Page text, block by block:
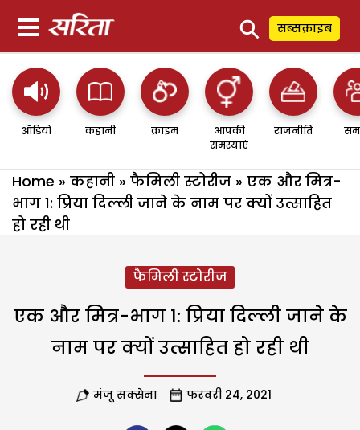
⚲ सब्सक्राइब
ऑडियो कहानी क्राइम
आपकी
समस्याएं
राजनीति
Home » कहानी » फैमिली स्टोरीज » एक और मित्र-
भाग 1: प्रिया दिल्ली जाने के नाम पर क्यों उत्साहित
हो रही थी
फैमिली स्टोरीज
एक और मित्र-भाग 1: प्रिया दिल्ली जाने के
नाम पर क्यों उत्साहित हो रही थी
मंजू सक्सेना फरवरी 24, 2021